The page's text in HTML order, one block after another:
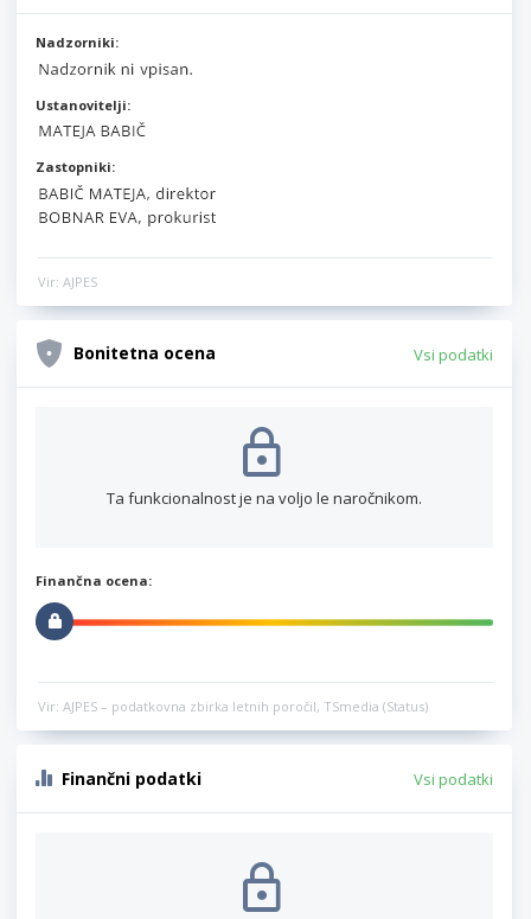
Nadzorniki:
Ustanovitelji:
Zastopniki:
Vir: AJPES
Bonitetna ocena Vsi podatki
Ta funkcionalnost je na voljo le naročnikom.
Finančna ocena:
Vir: AJPES – podatkovna zbirka letnih poročil, TSmedia (Status)
Finančni podatki Vsi podatki